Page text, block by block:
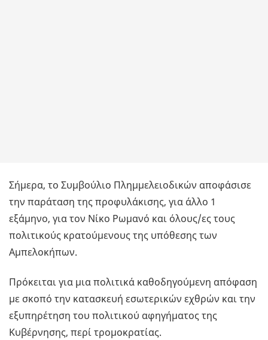
Σήμερα, το Συμβούλιο Πλημμελειοδικών αποφάσισε
την παράταση της προφυλάκισης, για άλλο 1
εξάμηνο, για τον Νίκο Ρωμανό και όλους/ες τους
πολιτικούς κρατούμενους της υπόθεσης των
Αμπελοκήπων.
Πρόκειται για μια πολιτικά καθοδηγούμενη απόφαση
με σκοπό την κατασκευή εσωτερικών εχθρών και την
εξυπηρέτηση του πολιτικού αφηγήματος της
Κυβέρνησης, περί τρομοκρατίας.